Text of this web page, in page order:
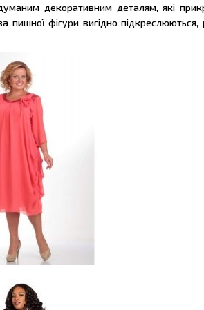
декоративним деталям, які
пишної фігури вигідно підкреслюються,